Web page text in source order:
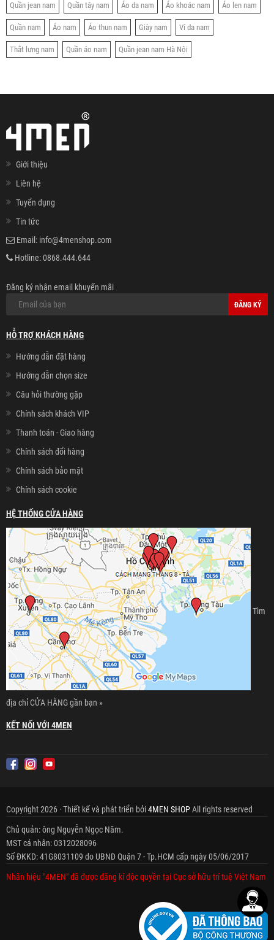
Quần jean nam Quần tây nam Áo da nam Áo khoác nam Áo len nam
Quần nam Áo nam Áo thun nam Giày nam Ví da nam
Thắt lưng nam Quần áo nam Quần jean nam Hà Nội
Giới thiệu
Liên hệ
Tuyển dụng
Tin tức
Email: info@4menshop.com
Hotline:0868.444.644
Đăng ký nhận email khuyến mãi
ĐĂNG KÝ
HỖ TRỢ KHÁCH HÀNG
Hướng dẫn đặt hàng
Hướng dẫn chọn size
Câu hỏi thường gặp
Chính sách khách VIP
Thanh toán - Giao hàng
Chính sách đổi hàng
Chính sách bảo mật
Chính sách cookie
HỆ THỐNG CỬA HÀNG
Tìm
địa chỉ CỬA HÀNG gần bạn »
KẾT NỐI VỚI 4MEN
Copyright 2026 · Thiết kế và phát triển bởi4MEN SHOPAll rights reserved
Chủ quản: ông Nguyễn Ngọc Năm.
MST cá nhân: 0312028096
Số ĐKKD: 41G8031109 do UBND Quận 7 - Tp.HCM cấp ngày 05/06/2017
Nhãn hiệu "4MEN" đã được đăng kí độc quyền tại Cục sở hữu trí tuệ Việt Nam